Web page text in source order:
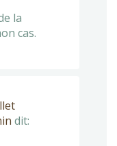
la
cas.
dit: